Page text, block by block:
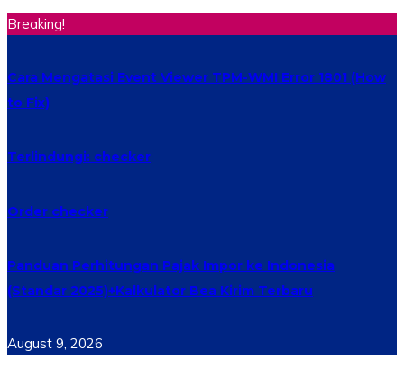
Breaking!
Cara Mengatasi Event Viewer TPM-WMI Error 1801 (How
to Fix)
Terlindungi: checker
Order checker
Panduan Perhitungan Pajak Impor ke Indonesia
(Standar 2025)+Kalkulator Bea Kirim Terbaru
August 9, 2026